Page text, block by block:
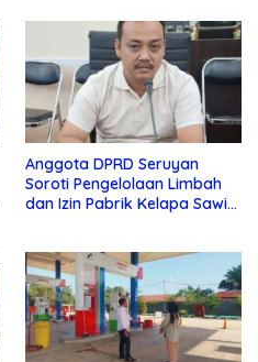
Anggota DPRD Seruyan
Soroti Pengelolaan Limbah
dan Izin Pabrik Kelapa Sawit